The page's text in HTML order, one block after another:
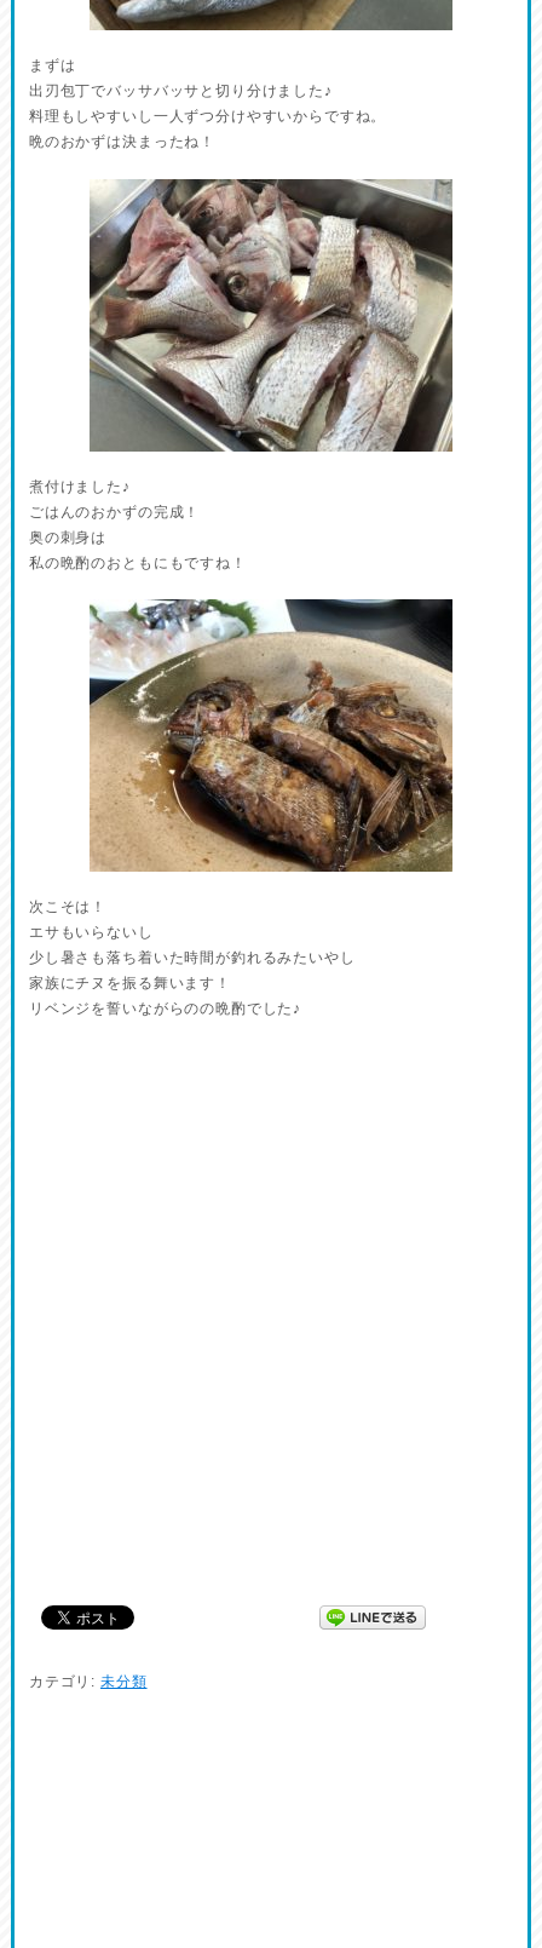
まずは
出刃包丁でバッサバッサと切り分けました♪
料理もしやすいし一人ずつ分けやすいからですね。
晩のおかずは決まったね！
煮付けました♪
ごはんのおかずの完成！
奥の刺身は
私の晩酌のおともにもですね！
次こそは！
エサもいらないし
少し暑さも落ち着いた時間が釣れるみたいやし
家族にチヌを振る舞います！
リベンジを誓いながらのの晩酌でした♪
カテゴリ: 未分類